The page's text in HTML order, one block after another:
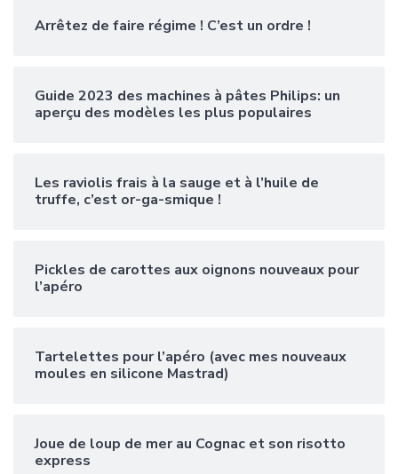
Arrêtez de faire régime ! C’est un ordre !
Guide 2023 des machines à pâtes Philips: un
aperçu des modèles les plus populaires
Les raviolis frais à la sauge et à l’huile de
truffe, c’est or-ga-smique !
Pickles de carottes aux oignons nouveaux pour
l’apéro
Tartelettes pour l’apéro (avec mes nouveaux
moules en silicone Mastrad)
Joue de loup de mer au Cognac et son risotto
express